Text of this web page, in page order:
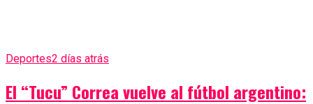
Deportes2 días atrás
El “Tucu” Correa vuelve al fútbol argentino: